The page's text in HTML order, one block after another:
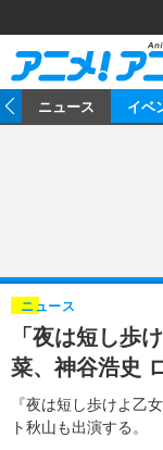
ゲーム
イベント
海外イベント
俳優・タレン
ビジネス
アニメ
書評
ゲーム
動画
アニメ！アニメ
ニュース イベ
「夜は短し歩
菜、神谷浩史
『夜は短し歩けよ乙
ト秋山も出演する。
ニュース